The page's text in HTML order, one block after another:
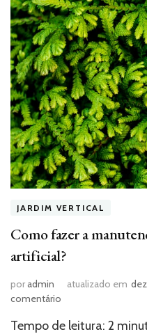
JARDIM VERTICAL
Como fazer a
artificial?
poradmin atualizado em
comentário
fazer
Tempo de leitura: 2